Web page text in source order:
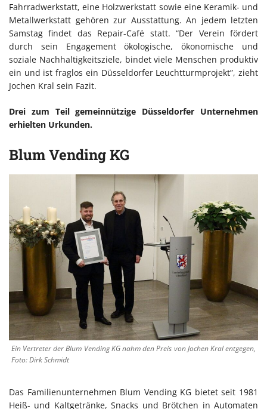
Fahrradwerkstatt, eine Holzwerkstatt sowie eine Keramik- und
Metallwerkstatt gehören zur Ausstattung. An jedem letzten
Samstag findet das Repair-Café statt. “Der Verein fördert
durch sein Engagement ökologische, ökonomische und
soziale Nachhaltigkeitsziele, bindet viele Menschen produktiv
ein und ist fraglos ein Düsseldorfer Leuchtturmprojekt”, zieht
Jochen Kral sein Fazit.
Drei zum Teil gemeinnützige Düsseldorfer Unternehmen
erhielten Urkunden.
Blum Vending KG
Ein Vertreter der Blum Vending KG nahm den Preis von Jochen Kral entgegen,
Foto: Dirk Schmidt
Das Familienunternehmen Blum Vending KG bietet seit 1981
Heiß- und Kaltgetränke, Snacks und Brötchen in Automaten